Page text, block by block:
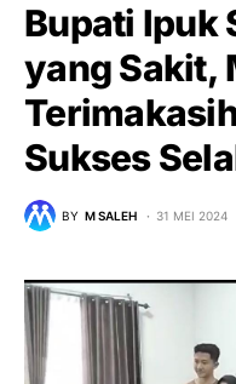
Bupati Ipuk
yang Sakit,
Sukses
BY M SALEH 31 MEI 2024